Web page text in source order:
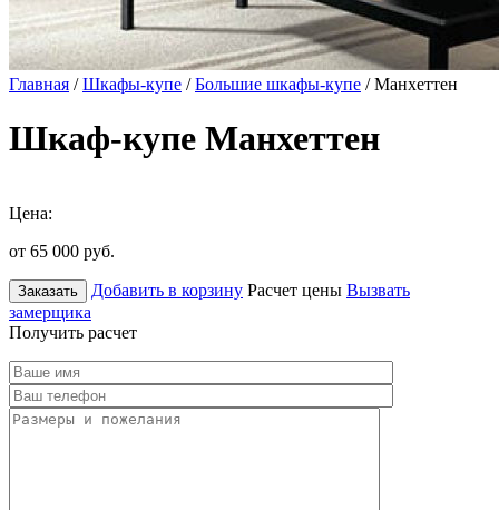
Главная /Шкафы-купе /Большие шкафы-купе / Манхеттен
Шкаф-купе Манхеттен
Цена:
от 65 000 руб.
Заказать Добавить в корзину Расчет цены Вызвать
замерщика
Получить расчет